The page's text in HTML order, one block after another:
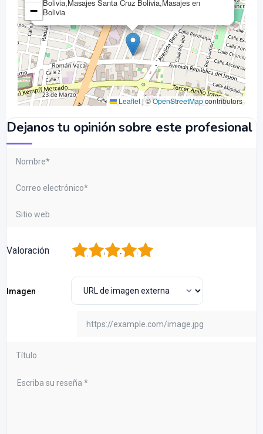
Bolivia,Masajes Santa Cruz Bolivia,Masajes en
Bolivia
−
Leaflet |©OpenStreetMapcontributors
Dejanos tu opinión sobre este profesional
Valoración 5
4
3
2
Imagen